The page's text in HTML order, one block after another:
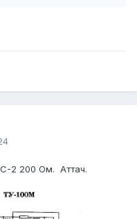
2 200 Ом. Аттач.